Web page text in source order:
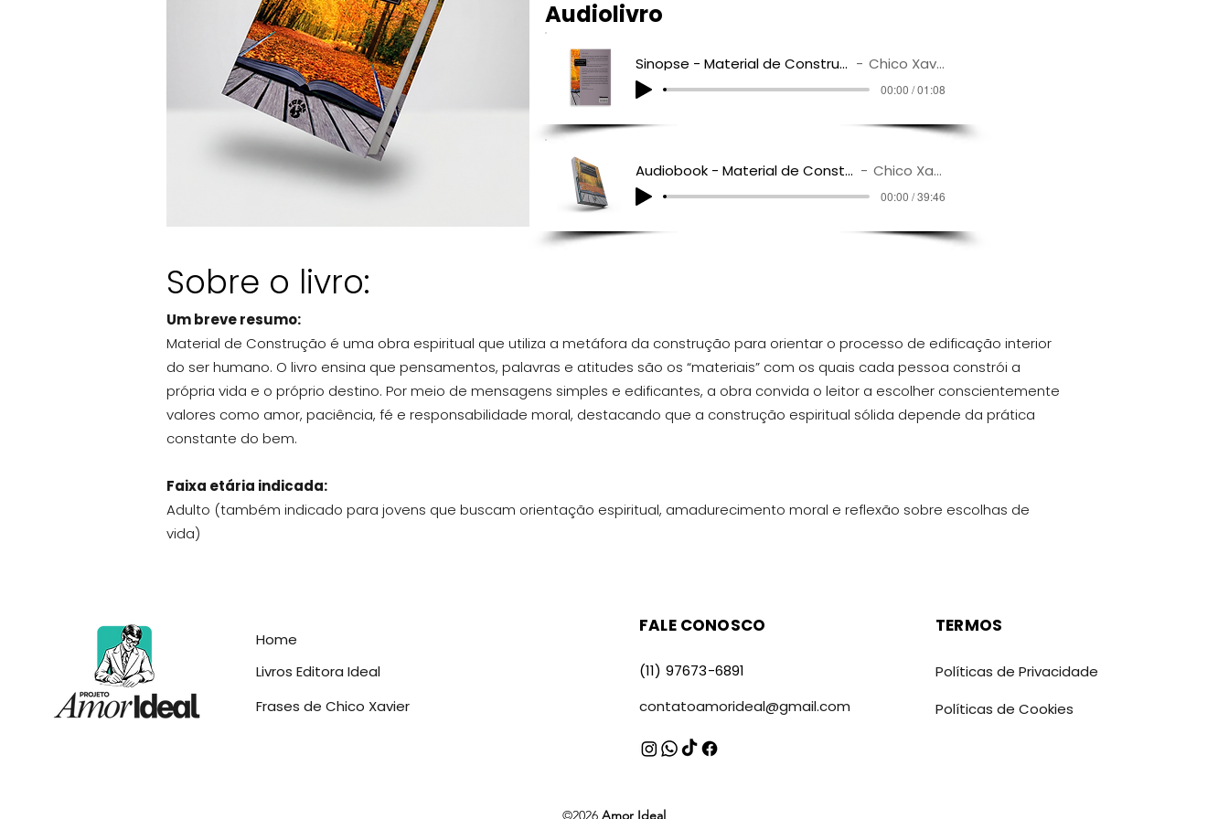
Audiolivro
Sinopse - Material de Construção Chico Xavier
00:00 / 01:08
Audiobook - Material de Construção Chico Xavier
00:00 / 39:46
Sobre o livro:
Um breve resumo:
Material de Construção é uma obra espiritual que utiliza a metáfora da construção para orientar o processo de edificação interior
do ser humano. O livro ensina que pensamentos, palavras e atitudes são os “materiais” com os quais cada pessoa constrói a
própria vida e o próprio destino. Por meio de mensagens simples e edificantes, a obra convida o leitor a escolher conscientemente
valores como amor, paciência, fé e responsabilidade moral, destacando que a construção espiritual sólida depende da prática
constante do bem.
Faixa etária indicada:
Adulto (também indicado para jovens que buscam orientação espiritual, amadurecimento moral e reflexão sobre escolhas de
vida)
Home
Livros Editora Ideal
Frases de Chico Xavier
FALE CONOSCO
(11) 97673-6891
contatoamorideal@gmail.com
TERMOS
Políticas de Privacidade
Políticas de Cookies
©2026 Amor Ideal